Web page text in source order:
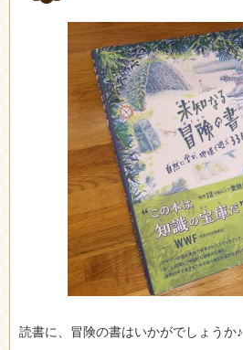
読書に、冒険の書はいかがでしょうか♪